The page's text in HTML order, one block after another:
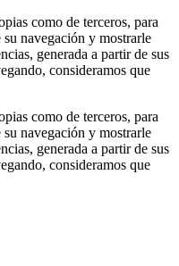
como de terceros, para
navegación y mostrarle
generada a partir de sus
consideramos que
como de terceros, para
navegación y mostrarle
generada a partir de sus
consideramos que